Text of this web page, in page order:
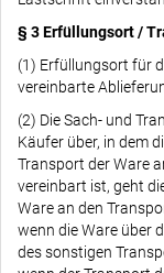
§ 3 Erfüllungsort /
(1) Erfüllungsort für
vereinbarte
(2) Die Sach- und
Käufer über, in dem
Transport der Ware
vereinbart ist, geht
Ware an den
wenn die Ware über
des sonstigen